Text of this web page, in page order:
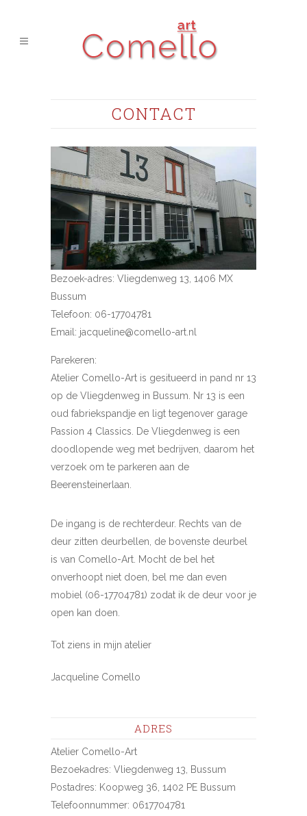
CONTACT
Bezoek-adres: Vliegdenweg 13, 1406 MX
Bussum
Telefoon: 06-17704781
Email: jacqueline@comello-art.nl
Parekeren:
Atelier Comello-Art is gesitueerd in pand nr 13
op de Vliegdenweg in Bussum. Nr 13 is een
oud fabriekspandje en ligt tegenover garage
Passion 4 Classics. De Vliegdenweg is een
doodlopende weg met bedrijven, daarom het
verzoek om te parkeren aan de
Beerensteinerlaan.
De ingang is de rechterdeur. Rechts van de
deur zitten deurbellen, de bovenste deurbel
is van Comello-Art. Mocht de bel het
onverhoopt niet doen, bel me dan even
mobiel (06-17704781) zodat ik de deur voor je
open kan doen.
Tot ziens in mijn atelier
Jacqueline Comello
ADRES
Atelier Comello-Art
Bezoekadres: Vliegdenweg 13, Bussum
Postadres: Koopweg 36, 1402 PE Bussum
Telefoonnummer: 0617704781